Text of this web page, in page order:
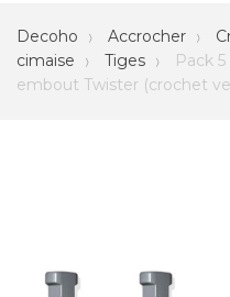
Decoho Accrocher
cimaise
Tiges
Pack
embout Twister (crochet